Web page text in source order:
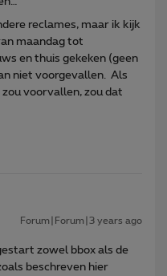
reclames, maar ik kijk
maandag tot
en thuis gekeken (geen
niet voorgevallen. Als
voorvallen, zou dat
Forum|Forum|3 years ago
zowel bbox als de
beschreven hier